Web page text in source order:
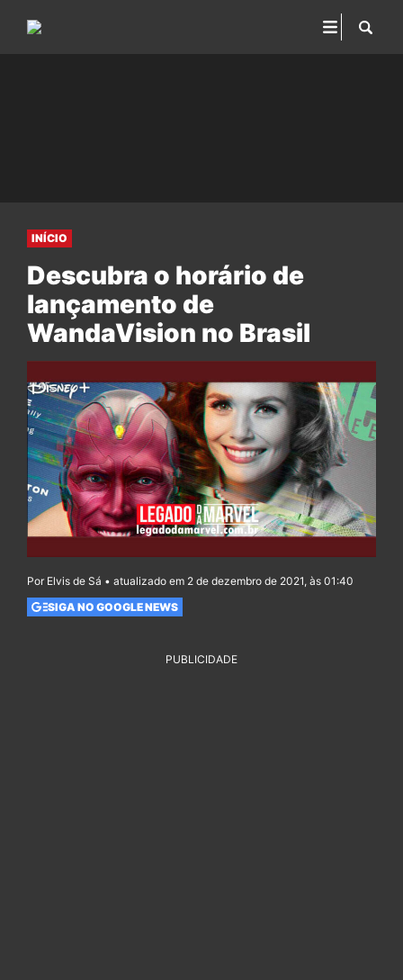
INÍCIO
Descubra o horário de
lançamento de
WandaVision no Brasil
Por Elvis de Sá • atualizado em 2 de dezembro de 2021, às 01:40
SIGA NO GOOGLE NEWS
PUBLICIDADE